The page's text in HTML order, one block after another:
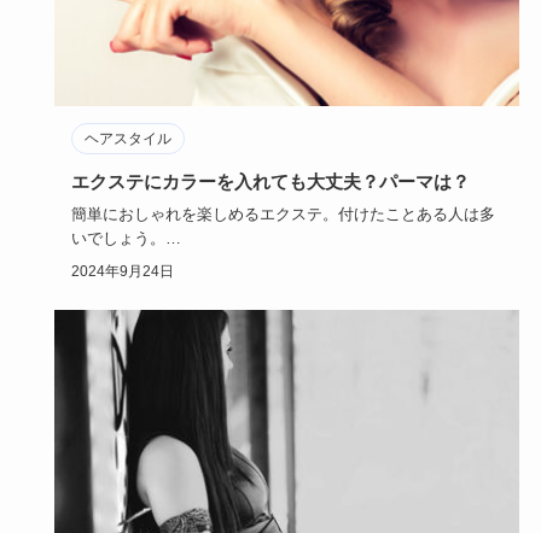
ヘアスタイル
エクステにカラーを入れても大丈夫？パーマは？
簡単におしゃれを楽しめるエクステ。付けたことある人は多
いでしょう。
でもカラーがなんだか気に入らない……。ヘアスタイルに…
2024年9月24日